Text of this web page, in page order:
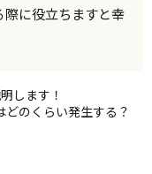
際に役立ちますと幸
します！
のくらい発生する？